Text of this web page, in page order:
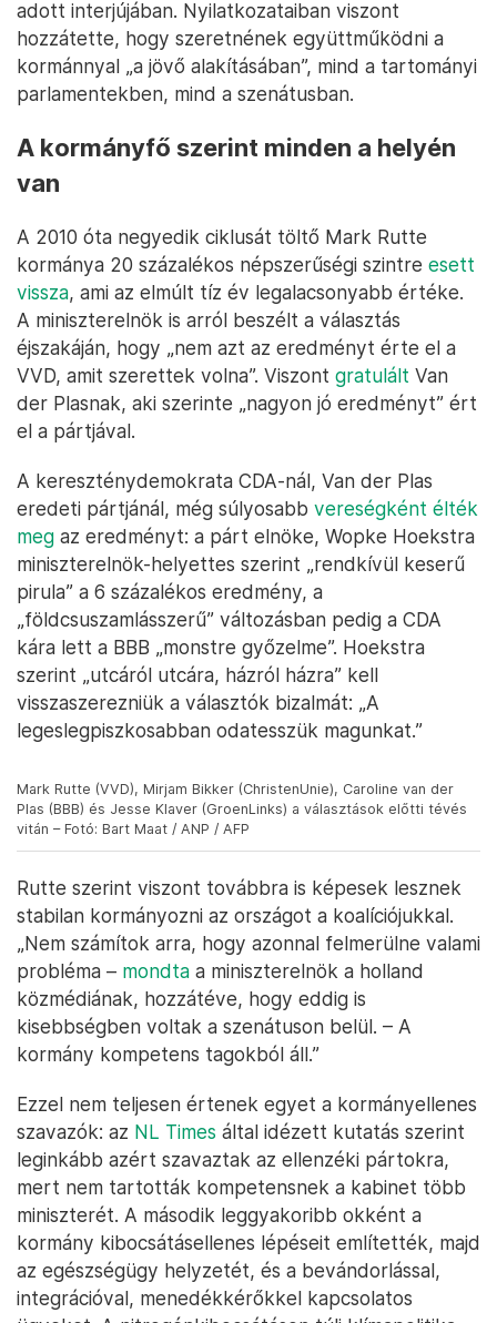
egyértelmű siker a pártja eredménye: „Micsoda
este ez! Emberek, mi a fasz történt? – mondta
győzelmi beszédénekelején a párt elnöke.
is az! Mindenki, aki szavazott, normális
állampolgár.
Senki nem ignorálhat minket többé. A választók
egyértelműen kiálltak a kormány [klímavédelmi]
politikája ellen” –
mondta a holland közrádiónak
adott interjújában. Nyilatkozataiban viszont
hozzátette, hogy szeretnének együttműködni a
kormánnyal „a jövő alakításában”, mind a tartományi
parlamentekben, mind a szenátusban.
A kormányfő szerint minden a helyén
van
A 2010 óta negyedik ciklusát töltő Mark Rutte
kormánya 20 százalékos népszerűségi szintreesett
vissza, ami az elmúlt tíz év legalacsonyabb értéke.
A miniszterelnök is arról beszélt a választás
éjszakáján, hogy „nem azt az eredményt érte el a
VVD, amit szerettek volna”. Viszontgratulált
der Plasnak, aki szerinte „nagyon jó eredményt” ért
el a pártjával.
A kereszténydemokrata CDA-nál, Van der Plas
eredeti pártjánál, még súlyosabbvereségként élték
megaz eredményt: a párt elnöke, Wopke Hoekstra
pirula” a 6 százalékos eredmény, a
„földcsuszamlásszerű” változásban pedig a CDA
kára lett a BBB „monstre győzelme”. Hoekstra
szerint „utcáról utcára, házról házra” kell
visszaszerezniük a választók bizalmát: „A
legeslegpiszkosabban odatesszük magunkat.”
Plas (BBB) és Jesse Klaver (GroenLinks) a választások előtti tévés
vitán – Fotó: Bart Maat / ANP / AFP
Rutte szerint viszont továbbra is képesek lesznek
stabilan kormányozni az országot a koalíciójukkal.
„Nem számítok arra, hogy azonnal felmerülne valami
probléma –mondtaa miniszterelnök a holland
közmédiának, hozzátéve, hogy eddig is